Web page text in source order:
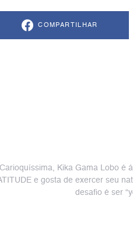
COMPARTILHAR
Carioquíssima, Kika Gama Lobo é
e gosta de exercer seu
desafio é ser